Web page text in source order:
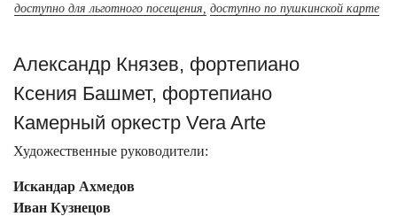
доступно для льготного посещения, доступно по пушкинской карте
Александр Князев, фортепиано
Ксения Башмет, фортепиано
Камерный оркестр Vera Arte
Художественные руководители:
Искандар Ахмедов
Иван Кузнецов